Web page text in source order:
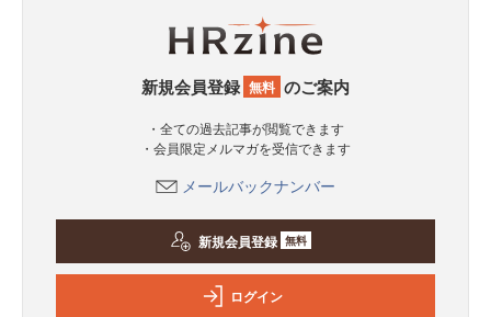
新規会員登録 無料 のご案内
・全ての過去記事が閲覧できます
・会員限定メルマガを受信できます
メールバックナンバー
新規会員登録 無料
ログイン